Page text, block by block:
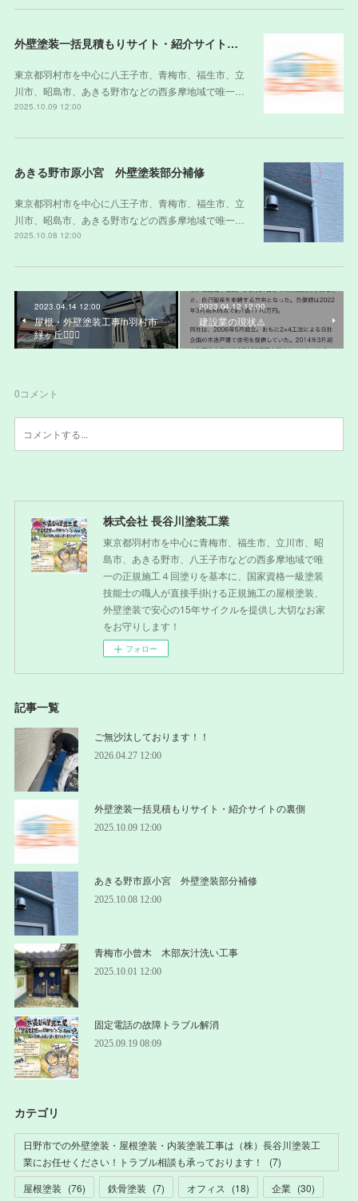
外壁塗装一括見積もりサイト・紹介サイトの裏側
東京都羽村市を中心に八王子市、青梅市、福生市、立
川市、昭島市、あきる野市などの西多摩地域で唯一…
2025.10.09 12:00
あきる野市原小宮 外壁塗装部分補修
東京都羽村市を中心に八王子市、青梅市、福生市、立
川市、昭島市、あきる野市などの西多摩地域で唯一…
2025.10.08 12:00
2023.04.14 12:00
屋根・外壁塗装工事in羽村市
緑ヶ丘💁🏻‍♂️
2023.04.12 12:00
建設業の現状⚠️
0コメント
株式会社 長谷川塗装工業
東京都羽村市を中心に青梅市、福生市、立川市、昭
島市、あきる野市、八王子市などの西多摩地域で唯
一の正規施工４回塗りを基本に、国家資格一級塗装
技能士の職人が直接手掛ける正規施工の屋根塗装、
外壁塗装で安心の15年サイクルを提供し大切なお家
をお守りします！
フォロー
記事一覧
ご無沙汰しております！！
2026.04.27 12:00
外壁塗装一括見積もりサイト・紹介サイトの裏側
2025.10.09 12:00
あきる野市原小宮 外壁塗装部分補修
2025.10.08 12:00
青梅市小曾木 木部灰汁洗い工事
2025.10.01 12:00
固定電話の故障トラブル解消
2025.09.19 08:09
カテゴリ
日野市での外壁塗装・屋根塗装・内装塗装工事は（株）長谷川塗装工
業にお任せください！トラブル相談も承っております！
(7)
屋根塗装 (76) 鉄骨塗装 (7) オフィス (18) 企業 (30)